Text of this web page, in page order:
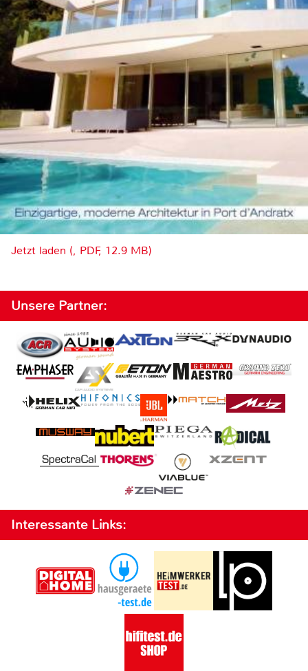
Jetzt laden (, PDF, 12.9 MB)
Unsere Partner:
Interessante Links: